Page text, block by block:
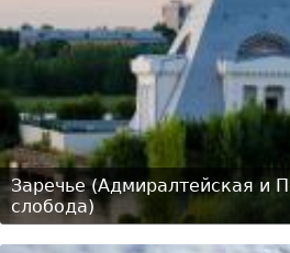
Заречье (Адмиралтейская и
слобода)